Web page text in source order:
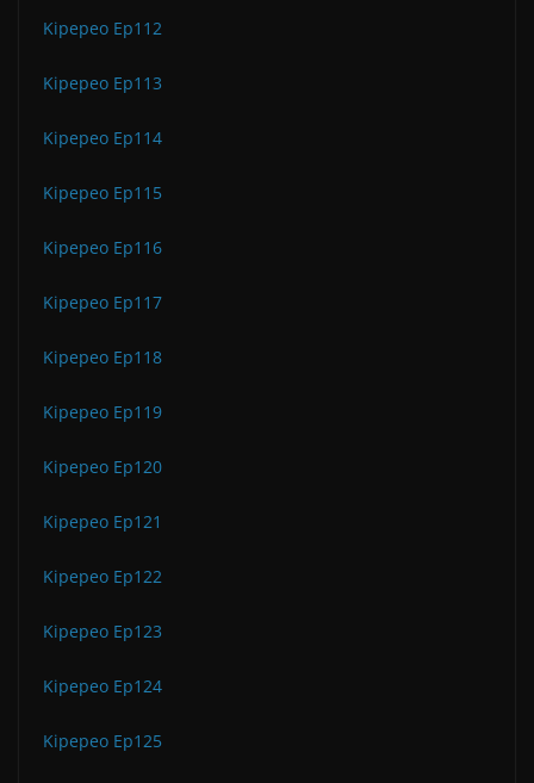
Kipepeo Ep112
Kipepeo Ep113
Kipepeo Ep114
Kipepeo Ep115
Kipepeo Ep116
Kipepeo Ep117
Kipepeo Ep118
Kipepeo Ep119
Kipepeo Ep120
Kipepeo Ep121
Kipepeo Ep122
Kipepeo Ep123
Kipepeo Ep124
Kipepeo Ep125